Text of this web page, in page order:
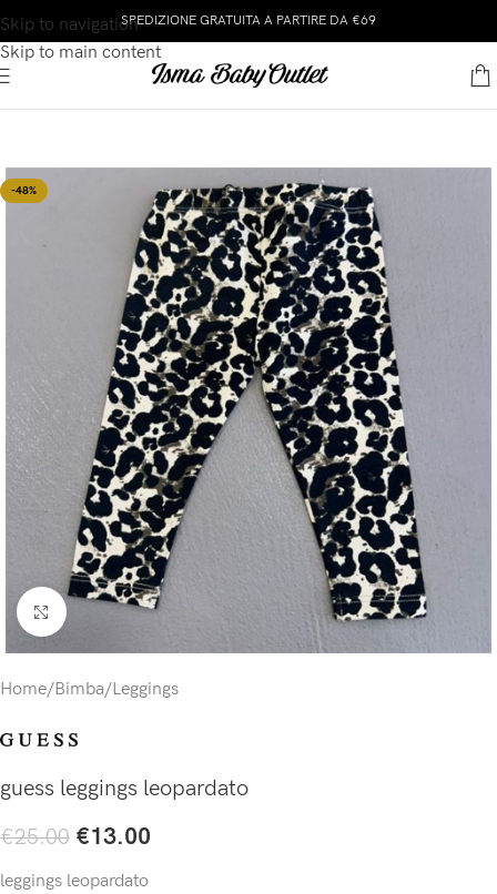
Skip to navigation
Skip to main content
SPEDIZIONE GRATUITA A PARTIRE DA €69
-48%
Click to enlarge
Home/Bimba/Leggings
guess leggings leopardato
€25.00 €13.00
leggings leopardato